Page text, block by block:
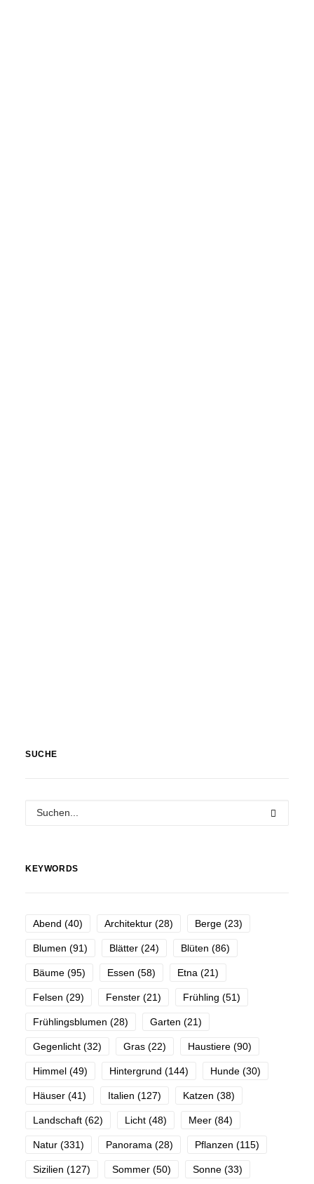
SUCHE
KEYWORDS
Abend (40) Architektur (28) Berge (23)
Blumen (91) Blätter (24) Blüten (86)
Bäume (95) Essen (58) Etna (21)
Felsen (29) Fenster (21) Frühling (51)
Frühlingsblumen (28) Garten (21)
Gegenlicht (32) Gras (22) Haustiere (90)
Himmel (49) Hintergrund (144) Hunde (30)
Häuser (41) Italien (127) Katzen (38)
Landschaft (62) Licht (48) Meer (84)
Natur (331) Panorama (28) Pflanzen (115)
Sizilien (127) Sommer (50) Sonne (33)